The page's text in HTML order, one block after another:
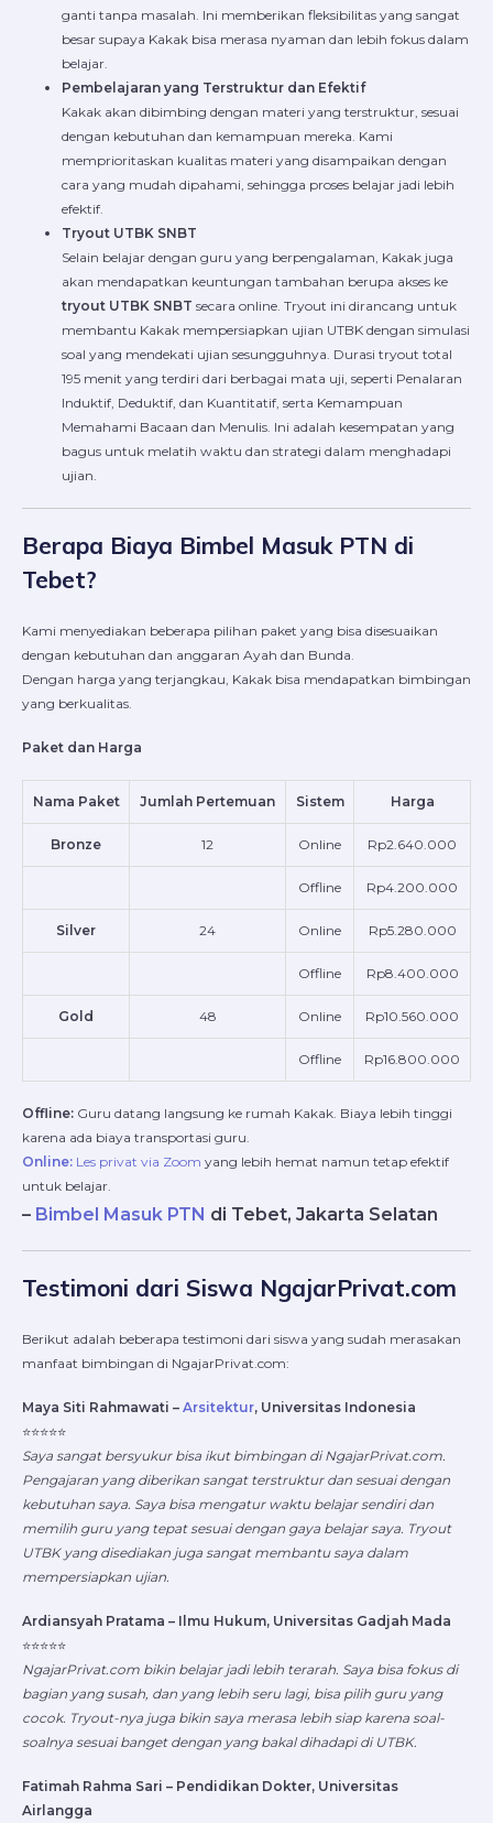
ganti tanpa masalah. Ini memberikan fleksibilitas yang sangat
besar supaya Kakak bisa merasa nyaman dan lebih fokus dalam
belajar.
Pembelajaran yang Terstruktur dan Efektif
Kakak akan dibimbing dengan materi yang terstruktur, sesuai
dengan kebutuhan dan kemampuan mereka. Kami
memprioritaskan kualitas materi yang disampaikan dengan
cara yang mudah dipahami, sehingga proses belajar jadi lebih
efektif.
Tryout UTBK SNBT
Selain belajar dengan guru yang berpengalaman, Kakak juga
akan mendapatkan keuntungan tambahan berupa akses ke
tryout UTBK SNBT secara online. Tryout ini dirancang untuk
membantu Kakak mempersiapkan ujian UTBK dengan simulasi
soal yang mendekati ujian sesungguhnya. Durasi tryout total
195 menit yang terdiri dari berbagai mata uji, seperti Penalaran
Induktif, Deduktif, dan Kuantitatif, serta Kemampuan
Memahami Bacaan dan Menulis. Ini adalah kesempatan yang
bagus untuk melatih waktu dan strategi dalam menghadapi
ujian.
Berapa Biaya Bimbel Masuk PTN di
Tebet?
Kami menyediakan beberapa pilihan paket yang bisa disesuaikan
dengan kebutuhan dan anggaran Ayah dan Bunda.
Dengan harga yang terjangkau, Kakak bisa mendapatkan bimbingan
yang berkualitas.
Paket dan Harga
Nama Paket Jumlah Pertemuan Sistem Harga
Bronze 12 Online Rp2.640.000
Offline Rp4.200.000
Silver 24 Online Rp5.280.000
Offline Rp8.400.000
Gold 48 Online Rp10.560.000
Offline Rp16.800.000
Offline: Guru datang langsung ke rumah Kakak. Biaya lebih tinggi
karena ada biaya transportasi guru.
Online: Les privat via Zoom yang lebih hemat namun tetap efektif
untuk belajar.
– Bimbel Masuk PTN di Tebet, Jakarta Selatan
Testimoni dari Siswa NgajarPrivat.com
Berikut adalah beberapa testimoni dari siswa yang sudah merasakan
manfaat bimbingan di NgajarPrivat.com:
Maya Siti Rahmawati – Arsitektur, Universitas Indonesia
⭐⭐⭐⭐⭐
Saya sangat bersyukur bisa ikut bimbingan di NgajarPrivat.com.
Pengajaran yang diberikan sangat terstruktur dan sesuai dengan
kebutuhan saya. Saya bisa mengatur waktu belajar sendiri dan
memilih guru yang tepat sesuai dengan gaya belajar saya. Tryout
UTBK yang disediakan juga sangat membantu saya dalam
mempersiapkan ujian.
Ardiansyah Pratama – Ilmu Hukum, Universitas Gadjah Mada
⭐⭐⭐⭐⭐
NgajarPrivat.com bikin belajar jadi lebih terarah. Saya bisa fokus di
bagian yang susah, dan yang lebih seru lagi, bisa pilih guru yang
cocok. Tryout-nya juga bikin saya merasa lebih siap karena soal-
soalnya sesuai banget dengan yang bakal dihadapi di UTBK.
Fatimah Rahma Sari – Pendidikan Dokter, Universitas
Airlangga